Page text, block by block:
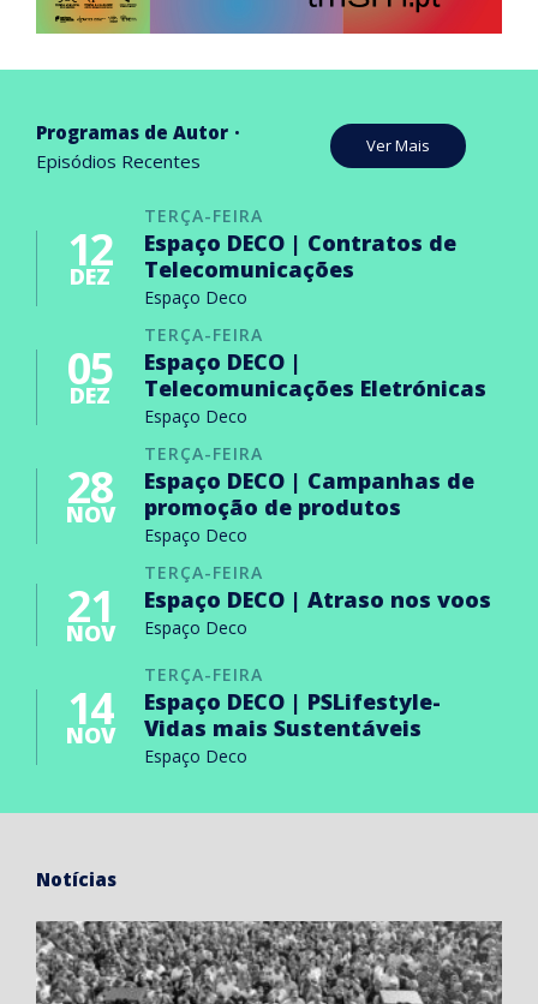
Programas de Autor
Episódios Recentes
Ver Mais
TERÇA-FEIRA
12
DEZ
Espaço DECO | Contratos de
Telecomunicações
Espaço Deco
TERÇA-FEIRA
05
DEZ
Espaço DECO |
Telecomunicações Eletrónicas
Espaço Deco
TERÇA-FEIRA
28
NOV
Espaço DECO | Campanhas de
promoção de produtos
Espaço Deco
TERÇA-FEIRA
21
NOV
Espaço DECO | Atraso nos voos
Espaço Deco
TERÇA-FEIRA
14
NOV
Espaço DECO | PSLifestyle-
Vidas mais Sustentáveis
Espaço Deco
Notícias